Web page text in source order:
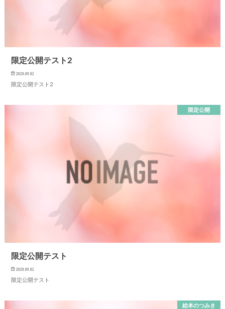
限定公開テスト2
2020.09.02
限定公開テスト2
限定公開
限定公開テスト
2020.09.02
限定公開テスト
絵本のつみき